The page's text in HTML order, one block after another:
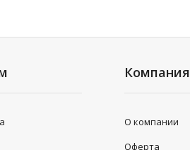
Компания
О компании
Оферта